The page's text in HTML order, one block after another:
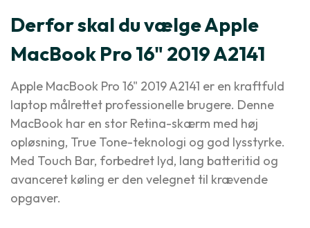
Derfor skal du vælge Apple
MacBook Pro 16" 2019 A2141
Apple MacBook Pro 16" 2019 A2141 er en kraftfuld
laptop målrettet professionelle brugere. Denne
MacBook har en stor Retina-skærm med høj
opløsning, True Tone-teknologi og god lysstyrke.
Med Touch Bar, forbedret lyd, lang batteritid og
avanceret køling er den velegnet til krævende
opgaver.